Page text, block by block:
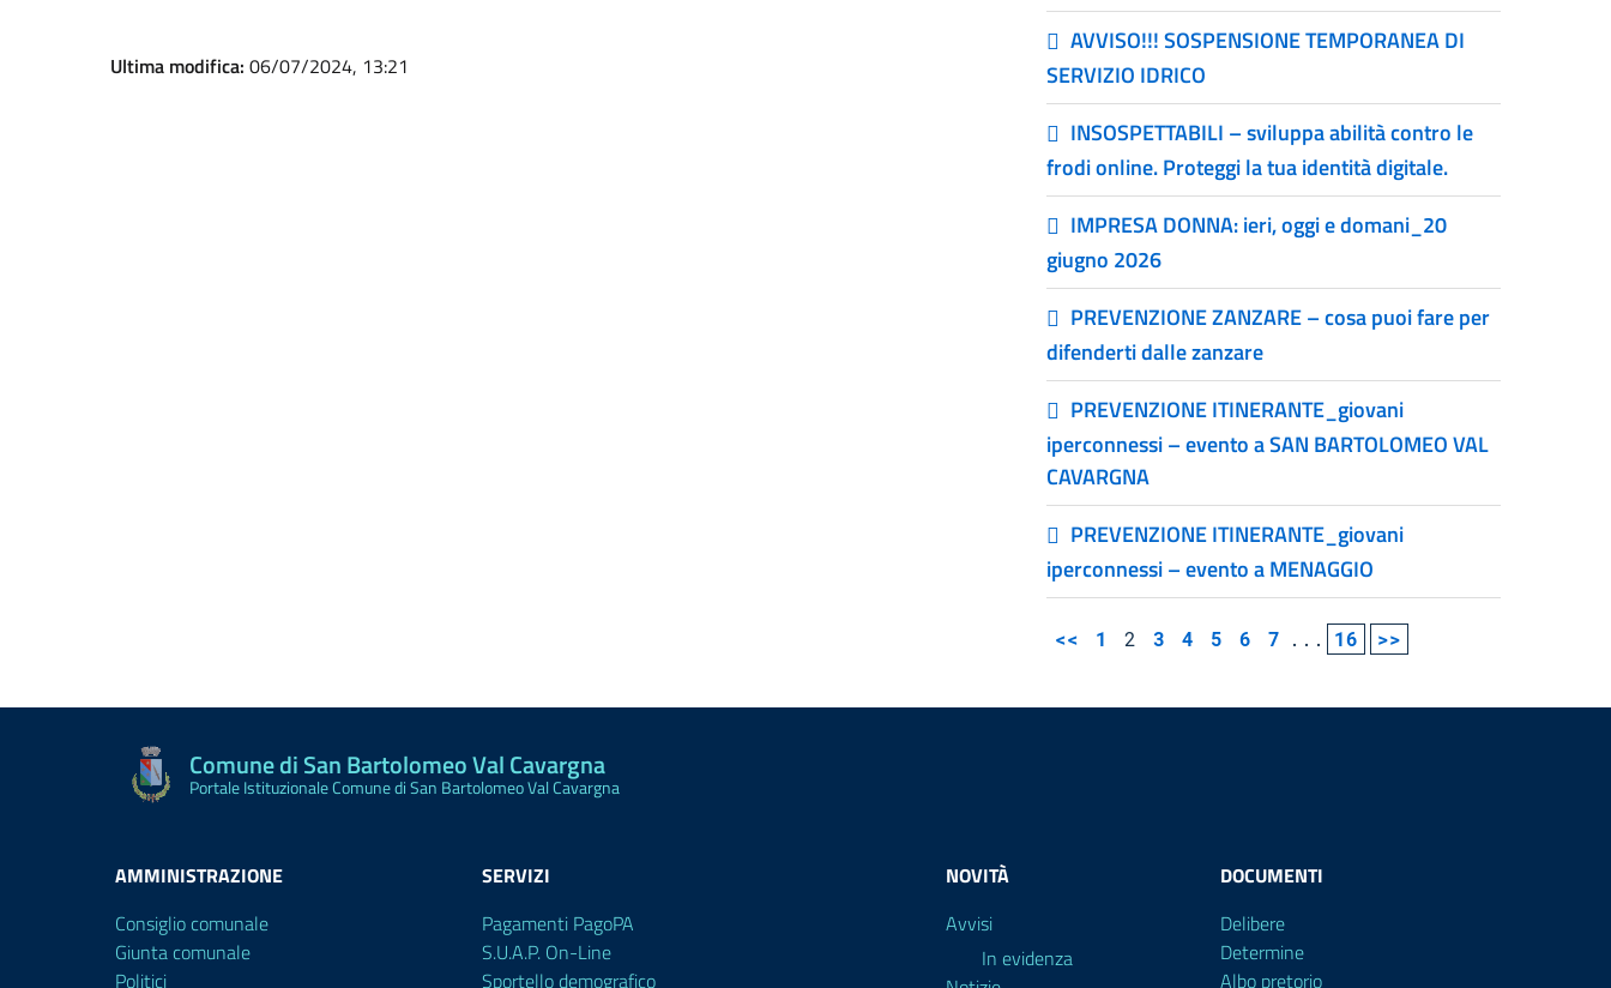
Ultima modifica: 06/07/2024, 13:21
AVVISO!!! SOSPENSIONE TEMPORANEA DI
SERVIZIO IDRICO
INSOSPETTABILI – sviluppa abilità contro le
frodi online. Proteggi la tua identità digitale.
IMPRESA DONNA: ieri, oggi e domani_20
giugno 2026
PREVENZIONE ZANZARE – cosa puoi fare per
difenderti dalle zanzare
PREVENZIONE ITINERANTE_giovani
iperconnessi – evento a SAN BARTOLOMEO VAL
CAVARGNA
PREVENZIONE ITINERANTE_giovani
iperconnessi – evento a MENAGGIO
<< 1 2 3 4 5 6 7 ... 16 >>
Comune di San Bartolomeo Val Cavargna
Portale Istituzionale Comune di San Bartolomeo Val Cavargna
AMMINISTRAZIONE
Consiglio comunale
Giunta comunale
Politici
SERVIZI
Pagamenti PagoPA
S.U.A.P. On-Line
Sportello demografico
NOVITÀ
Avvisi
In evidenza
DOCUMENTI
Delibere
Determine
Albo pretorio